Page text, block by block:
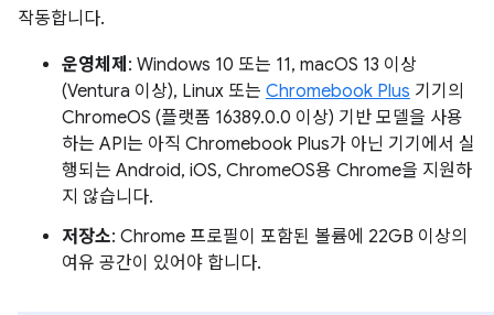
작동합니다.
운영체제 : Windows 10 또는 11, macOS 13 이상
(Ventura 이상), Linux 또는 Chromebook Plus 기기의
ChromeOS (플랫폼 16389.0.0 이상) 기반 모델을 사용
하는 API는 아직 Chromebook Plus가 아닌 기기에서 실
행되는 Android, iOS, ChromeOS용 Chrome을 지원하
지 않습니다.
저장소: Chrome 프로필이 포함된 볼륨에 22GB 이상의
여유 공간이 있어야 합니다.